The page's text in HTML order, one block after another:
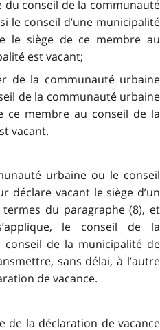
du conseil de la communauté
le conseil d’une municipalité
le siège de ce membre au
est vacant;
de la communauté urbaine
de la communauté urbaine
ce membre au conseil de la
vacant.
urbaine ou le conseil
déclare vacant le siège d’un
du paragraphe (8), et
le conseil de la
de la municipalité de
sans délai, à l’autre
de vacance.
de la déclaration de vacance